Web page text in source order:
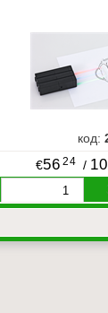
код:
€56 24 /